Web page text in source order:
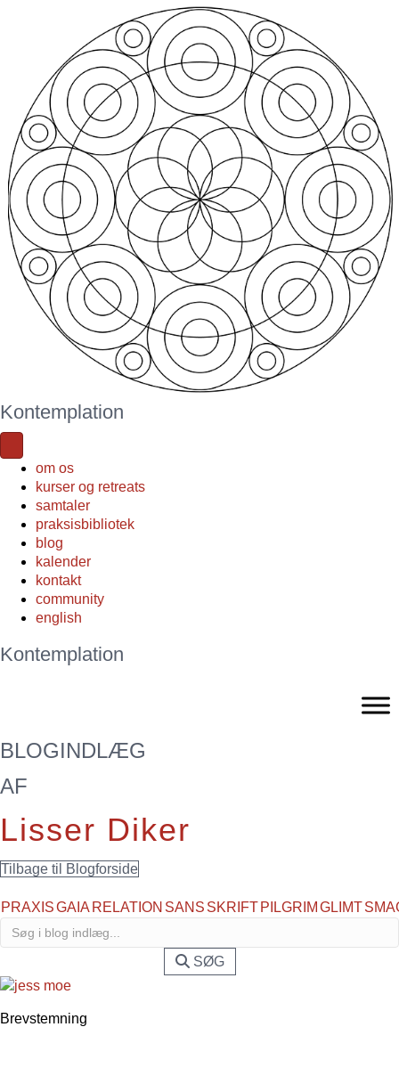
Kontemplation
om os
kurser og retreats
samtaler
praksisbibliotek
blog
kalender
kontakt
community
english
Kontemplation
BLOGINDLÆG
AF
Lisser Diker
Tilbage til Blogforside
PRAXISGAIA RELATION SANS SKRIFT PILGRIM GLIMT
SØG
Brevstemning